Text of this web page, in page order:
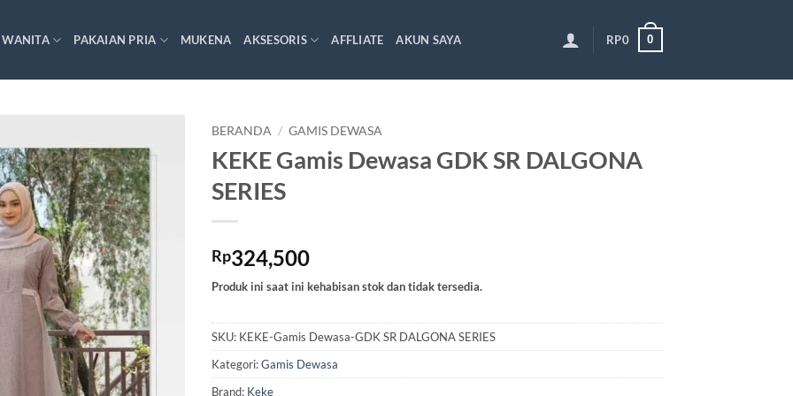
PAKAIAN PRIA MUKENA AKSESORIS AFFLIATE AKUN SAYA RP0 0
BERANDA / GAMIS DEWASA
KEKE Gamis Dewasa GDK SR DALGONA
SERIES
Rp324,500
Produk ini saat ini kehabisan stok dan tidak tersedia.
SKU: KEKE-Gamis Dewasa-GDK SR DALGONA SERIES
Kategori:Gamis Dewasa
Brand: Keke